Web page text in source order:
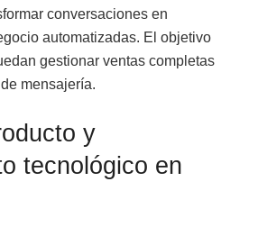
conversaciones en
automatizadas. El objetivo
gestionar ventas completas
mensajería.
y
tecnológico en